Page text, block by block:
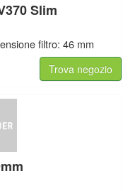
Slim
filtro: 46 mm
Trova negozio